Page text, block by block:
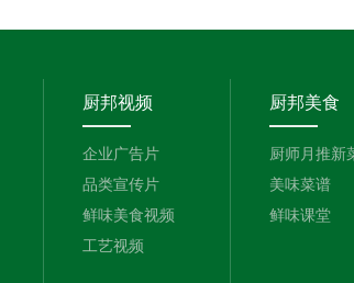
厨邦视频
企业广告片
品类宣传片
鲜味美食视频
工艺视频
厨邦美食
厨师月推新
美味菜谱
鲜味课堂